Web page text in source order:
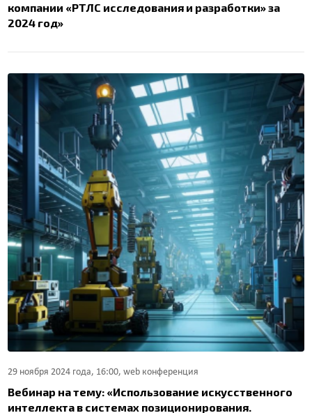
компании «РТЛС исследования и разработки» за
2024 год»
29 ноября 2024 года, 16:00, web конференция
Вебинар на тему: «Использование искусственного
интеллекта в системах позиционирования.